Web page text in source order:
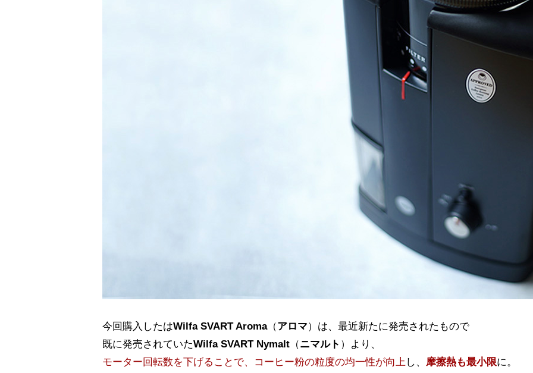
今回購入したはWilfa SVART Aroma（アロマ）は、最近新たに発売されたもので
既に発売されていたWilfa SVART Nymalt （ニマルト ）より、
モーター回転数を下げることで、コーヒー粉の粒度の均一性が向上 し、 摩擦熱も最小限に。